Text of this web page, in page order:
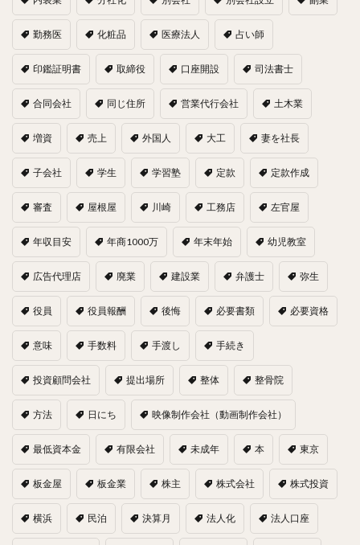
勤務医 化粧品 医療法人 占い師
印鑑証明書 取締役 口座開設 司法書士
合同会社 同じ住所 営業代行会社 土木業
増資 売上 外国人 大工 妻を社長
子会社 学生 学習塾 定款 定款作成
審査 屋根屋 川崎 工務店 左官屋
年収目安 年商1000万 年末年始 幼児教室
広告代理店 廃業 建設業 弁護士 弥生
役員 役員報酬 後悔 必要書類 必要資格
意味 手数料 手渡し 手続き
投資顧問会社 提出場所 整体 整骨院
方法 日にち 映像制作会社（動画制作会社）
最低資本金 有限会社 未成年 本 東京
板金屋 板金業 株主 株式会社 株式投資
横浜 民泊 決算月 法人化 法人口座